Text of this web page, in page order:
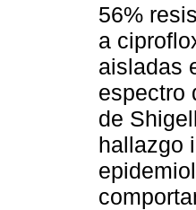
56%
a
aisladas
espectro
de
hallazgo